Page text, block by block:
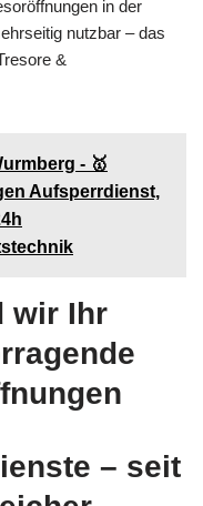
in der
nutzbar – das
&
- 🥇
Aufsperrdienst,
wir Ihr
– seit